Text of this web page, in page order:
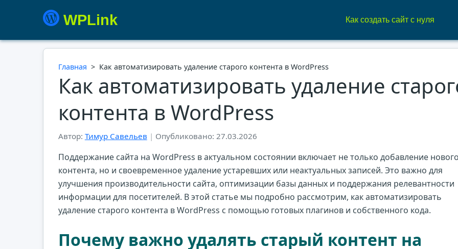
WPLink Как создать сайт с нуля
Главная > Как автоматизировать удаление старого контента в WordPress
Как автоматизировать удаление
контента в WordPress
Автор: Тимур Савельев | Опубликовано: 27.03.2026
Поддержание сайта на WordPress в актуальном состоянии включает не только добавление
контента, но и своевременное удаление устаревших или неактуальных записей. Это важно для
улучшения производительности сайта, оптимизации базы данных и поддержания релевантности
информации для посетителей. В этой статье мы подробно рассмотрим, как автоматизировать
удаление старого контента в WordPress с помощью готовых плагинов и собственного кода.
Почему важно удалять старый контент на